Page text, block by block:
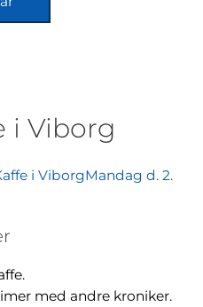
i Viborg
i ViborgMandag d. 2.
med andre kroniker.